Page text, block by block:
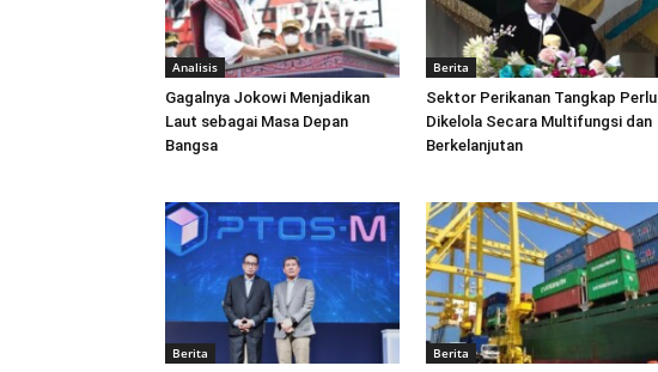
Analisis
Gagalnya Jokowi Menjadikan
Laut sebagai Masa Depan
Bangsa
Berita
Sektor Perikanan Tangkap Perlu
Dikelola Secara Multifungsi dan
Berkelanjutan
Berita Berita